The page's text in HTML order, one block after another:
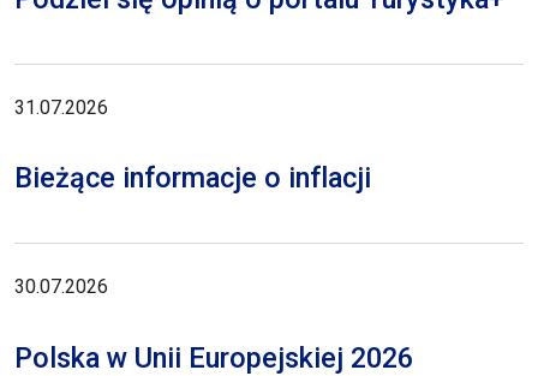
31.07.2026
Bieżące informacje o inflacji
30.07.2026
Polska w Unii Europejskiej 2026